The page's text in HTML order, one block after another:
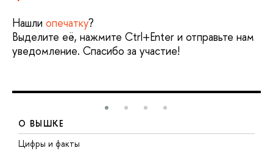
Нашли опечатку?
Выделите её, нажмите Ctrl+Enter и отправьте нам
уведомление. Спасибо за участие!
О ВЫШКЕ
Цифры и факты